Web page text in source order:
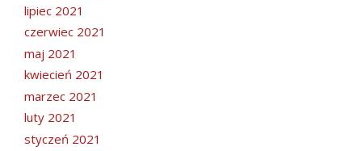
lipiec 2021
czerwiec 2021
maj 2021
kwiecień 2021
marzec 2021
luty 2021
styczeń 2021